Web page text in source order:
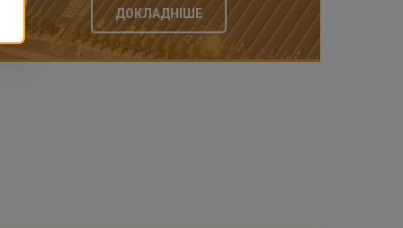
ДОКЛАДНІШЕ